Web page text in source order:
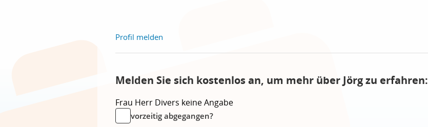
Profil melden
Melden Sie sich kostenlos an, um mehr über Jörg zu erfahren:
Frau Herr Divers keine Angabe
vorzeitig abgegangen?